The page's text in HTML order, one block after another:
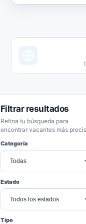
Filtrar resultados
Refina tu búsqueda para
encontrar vacantes más
Categoría
Estado
Tipo